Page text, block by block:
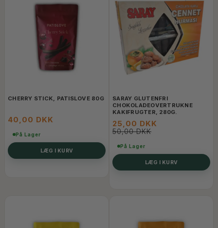
CHERRY STICK, PATISLOVE 80G
40,00 DKK
På Lager
LÆG I KURV
SARAY GLUTENFRI
CHOKOLADEOVERTRUKNE
KAKIFRUGTER, 280G.
25,00 DKK
50,00 DKK
På Lager
LÆG I KURV